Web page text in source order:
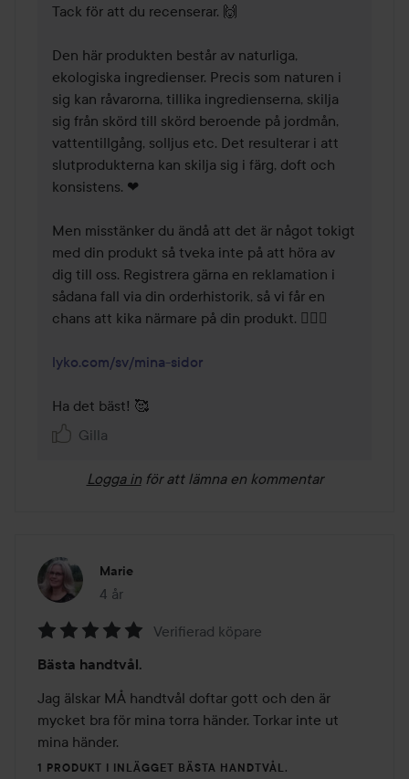
Tack för att du recenserar. 🙌
Den här produkten består av naturliga,
ekologiska ingredienser. Precis som naturen i
sig kan råvarorna, tillika ingredienserna, skilja
sig från skörd till skörd beroende på jordmån,
vattentillgång, solljus etc. Det resulterar i att
slutprodukterna kan skilja sig i färg, doft och
konsistens. ❤
Men misstänker du ändå att det är något tokigt
med din produkt så tveka inte på att höra av
dig till oss. Registrera gärna en reklamation i
sådana fall via din orderhistorik, så vi får en
chans att kika närmare på din produkt. 🕵️‍♀️🧡
lyko.com/sv/mina-sidor
Ha det bäst! 🥰
Gilla
Logga in för att lämna en kommentar
Marie
4 år
Inlägget skapades 4 år
5
av
5
Verifierad köpare
Bästa handtvål.
Jag älskar MÅ handtvål doftar gott och den är
mycket bra för mina torra händer. Torkar inte ut
mina händer.
1 PRODUKT I INLÄGGET BÄSTA HANDTVÅL.